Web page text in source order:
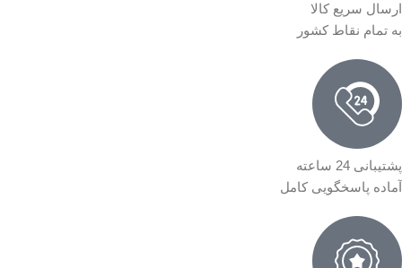
ارسال سریع کالا
به تمام نقاط کشور
پشتیبانی 24 ساعته
آماده پاسخگویی کامل